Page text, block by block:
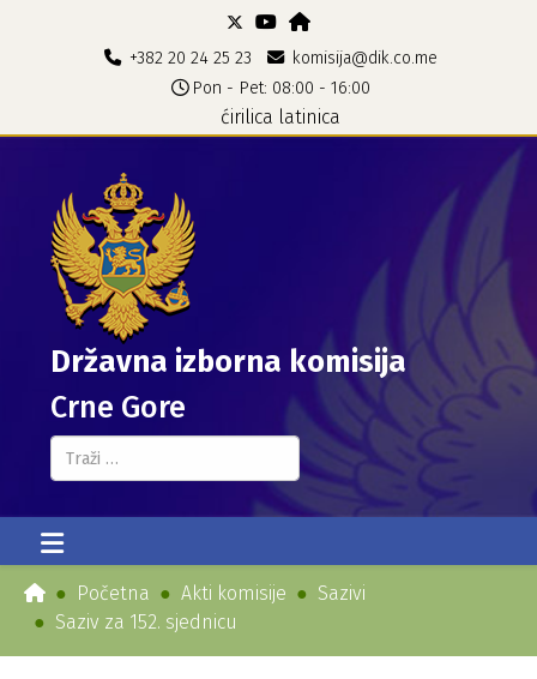
+382 20 24 25 23
komisija@dik.co.me
Pon - Pet: 08:00 - 16:00
ćirilica latinica
Državna izborna komisija
Crne Gore
Pretraga...
Početna Akti komisije
Sazivi
Saziv za 152. sjednicu